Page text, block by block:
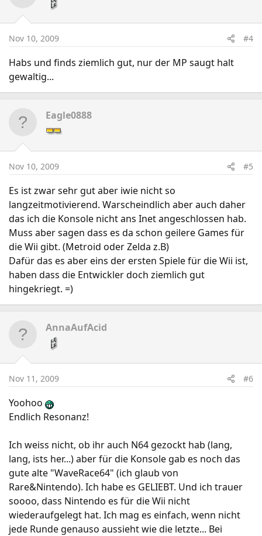
Nov 10, 2009 #4
Habs und finds ziemlich gut, nur der MP saugt halt
gewaltig...
Eagle0888
Nov 10, 2009 #5
Es ist zwar sehr gut aber iwie nicht so
langzeitmotivierend. Warscheindlich aber auch daher
das ich die Konsole nicht ans Inet angeschlossen hab.
Muss aber sagen dass es da schon geilere Games für
die Wii gibt. (Metroid oder Zelda z.B)
Dafür das es aber eins der ersten Spiele für die Wii ist,
haben dass die Entwickler doch ziemlich gut
hingekriegt. =)
AnnaAufAcid
Nov 11, 2009 #6
Yoohoo
Endlich Resonanz!
Ich weiss nicht, ob ihr auch N64 gezockt hab (lang,
lang, ists her...) aber für die Konsole gab es noch das
gute alte "WaveRace64" (ich glaub von
Rare&Nintendo). Ich habe es GELIEBT. Und ich trauer
soooo, dass Nintendo es für die Wii nicht
wiederaufgelegt hat. Ich mag es einfach, wenn nicht
jede Runde genauso aussieht wie die letzte... Bei